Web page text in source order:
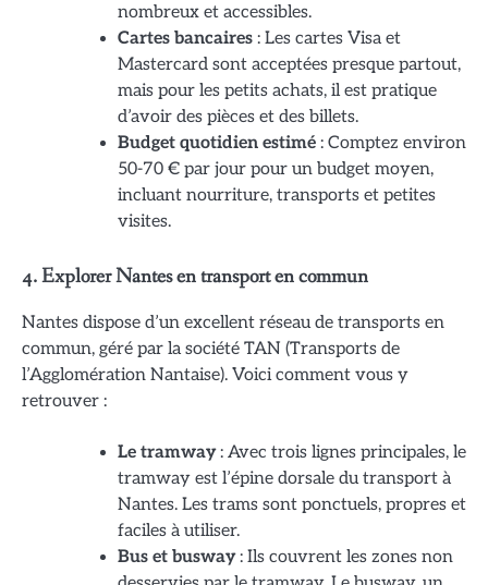
nombreux et accessibles.
Cartes bancaires : Les cartes Visa et
Mastercard sont acceptées presque partout,
mais pour les petits achats, il est pratique
d’avoir des pièces et des billets.
Budget quotidien estimé : Comptez environ
50-70 € par jour pour un budget moyen,
incluant nourriture, transports et petites
visites.
4. Explorer Nantes en transport en commun
Nantes dispose d’un excellent réseau de transports en
commun, géré par la société TAN (Transports de
l’Agglomération Nantaise). Voici comment vous y
retrouver :
Le tramway: Avec trois lignes principales, le
tramway est l’épine dorsale du transport à
Nantes. Les trams sont ponctuels, propres et
faciles à utiliser.
Bus et busway: Ils couvrent les zones non